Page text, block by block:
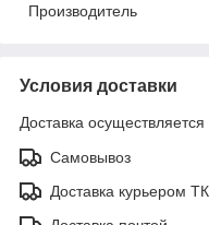
Производитель
Условия доставки
Доставка
Самовывоз
Доставка курьером